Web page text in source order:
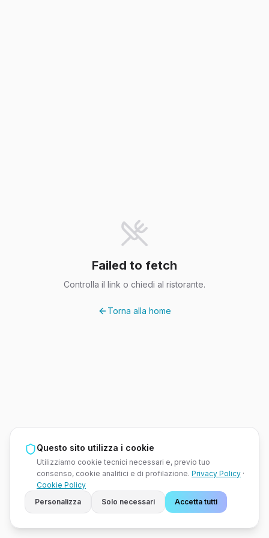
Failed to fetch
Controlla il link o chiedi al ristorante.
Torna alla home
Questo sito utilizza i cookie
Utilizziamo cookie tecnici necessari e, previo tuo
consenso, cookie analitici e di profilazione. Privacy Policy ·
Cookie Policy
Personalizza
Solo necessari Accetta tutti